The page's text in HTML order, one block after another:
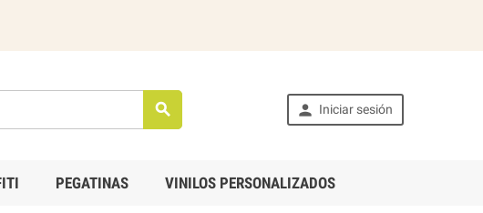
  Iniciar sesión
PEGATINAS VINILOS PERSONALIZADOS